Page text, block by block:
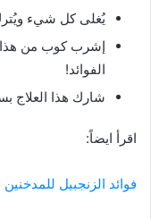
يُغلى كل شيء
إشرب كوب من هذا
الفوائد!
شارك هذا العلاج
اقرأ ايضاً:
فوائد الزنجبيل للمدخنين